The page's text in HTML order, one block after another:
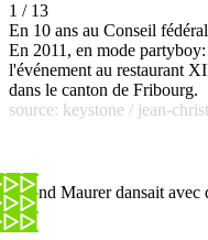
1 / 13
En 10 ans au Conseil
En 2011, en mode
l'événement au restaurant
dans le canton de Fribourg.
source: keystone / jean-
Quand Maurer dansait avec